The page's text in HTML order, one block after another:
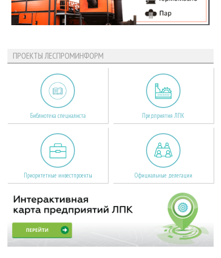
ПРОЕКТЫ ЛЕСПРОМИНФОРМ
Библиотека специалиста Предприятия ЛПК
Приоритетные инвестпроекты Официальные делегации